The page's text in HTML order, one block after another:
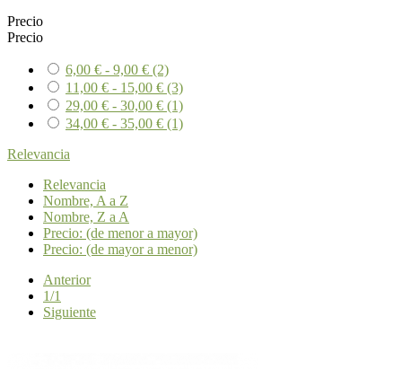
Precio
Precio
6,00 € - 9,00 € (2)
11,00 € - 15,00 € (3)
29,00 € - 30,00 € (1)
34,00 € - 35,00 € (1)
Relevancia
Relevancia
Nombre, A a Z
Nombre, Z a A
Precio: (de menor a mayor)
Precio: (de mayor a menor)
Anterior
1/1
Siguiente